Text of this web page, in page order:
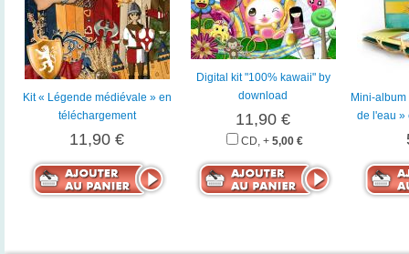
Kit « Légende médiévale » en
téléchargement
11,90 €
Digital kit "100% kawaii" by
download
11,90 €
CD, + 5,00 €
Mini-
de l'eau »